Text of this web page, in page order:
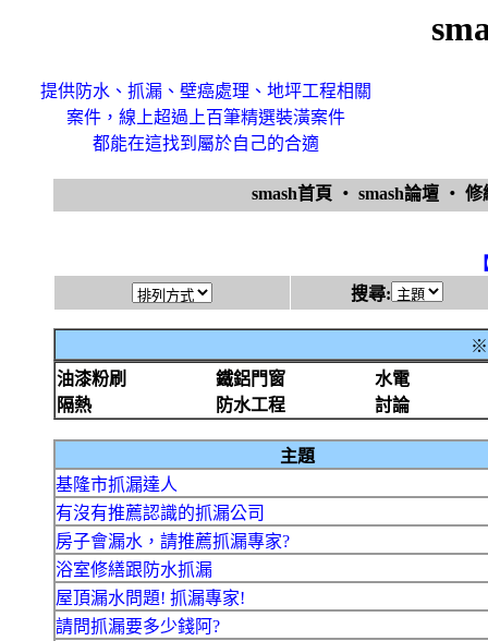
提供防水、抓漏、壁癌處理、地坪工程相關
案件，線上超過上百筆精選裝潢案件
都能在這找到屬於自己的合適
smash首頁 ‧ smash論壇 ‧
搜尋:
※
油漆粉刷
鐵鋁門窗
水電
隔熱
防水工程 討論
主題
基隆市抓漏達人
有沒有推薦認識的抓漏公司
房子會漏水，請推薦抓漏專家?
浴室修繕跟防水抓漏
屋頂漏水問題! 抓漏專家!
請問抓漏要多少錢阿?